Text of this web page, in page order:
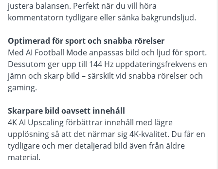
justera balansen. Perfekt när du vill höra
kommentatorn tydligare eller sänka bakgrundsljud.
Optimerad för sport och snabba rörelser
Med AI Football Mode anpassas bild och ljud för sport.
Dessutom ger upp till 144 Hz uppdateringsfrekvens en
jämn och skarp bild – särskilt vid snabba rörelser och
gaming.
Skarpare bild oavsett innehåll
4K AI Upscaling förbättrar innehåll med lägre
upplösning så att det närmar sig 4K-kvalitet. Du får en
tydligare och mer detaljerad bild även från äldre
material.